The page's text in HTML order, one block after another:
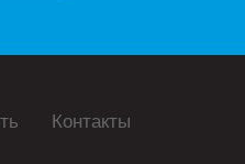
Контакты